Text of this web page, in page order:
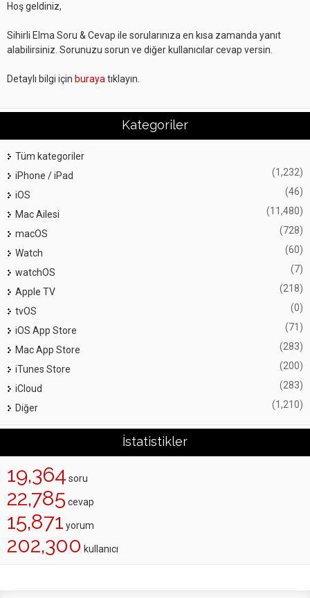
Hoş geldiniz,
Sihirli Elma Soru & Cevap ile sorularınıza en kısa zamanda yanıt
alabilirsiniz. Sorunuzu sorun ve diğer kullanıcılar cevap versin.
Detaylı bilgi için buraya tıklayın.
Kategoriler
Tüm kategoriler
iPhone / iPad
(1,232)
iOS (46)
Mac Ailesi (11,480)
macOS (728)
Watch (60)
watchOS (7)
Apple TV (218)
tvOS (0)
iOS App Store (71)
Mac App Store (283)
iTunes Store (200)
iCloud (283)
Diğer (1,210)
İstatistikler
19,364 soru
22,785 cevap
15,871 yorum
202,300 kullanıcı